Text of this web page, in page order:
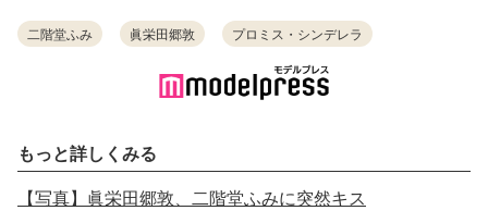
二階堂ふみ 眞栄田郷敦 プロミス・シンデレラ
もっと詳しくみる
【写真】眞栄田郷敦、二階堂ふみに突然キス